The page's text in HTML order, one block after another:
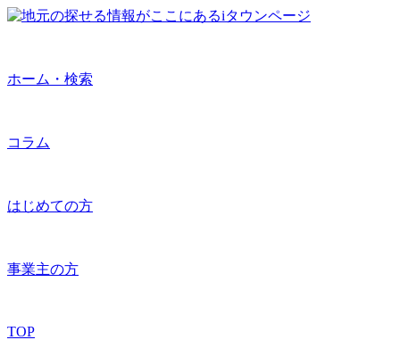
ホーム・検索
コラム
はじめての方
事業主の方
TOP